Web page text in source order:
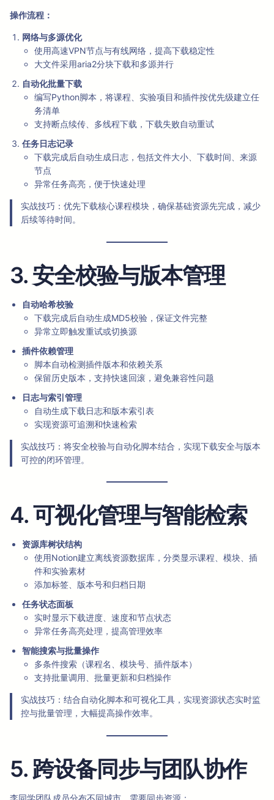
操作流程：
网络与多源优化
使用高速VPN节点与有线网络，提高下载稳定性
大文件采用aria2分块下载和多源并行
自动化批量下载
编写Python脚本，将课程、实验项目和插件按优先级建立任
务清单
支持断点续传、多线程下载，下载失败自动重试
任务日志记录
下载完成后自动生成日志，包括文件大小、下载时间、来源
节点
异常任务高亮，便于快速处理
实战技巧：优先下载核心课程模块，确保基础资源先完成，减少
后续等待时间。
3. 安全校验与版本管理
自动哈希校验
下载完成后自动生成MD5校验，保证文件完整
异常立即触发重试或切换源
插件依赖管理
脚本自动检测插件版本和依赖关系
保留历史版本，支持快速回滚，避免兼容性问题
日志与索引管理
自动生成下载日志和版本索引表
实现资源可追溯和快速检索
实战技巧：将安全校验与自动化脚本结合，实现下载安全与版本
可控的闭环管理。
4. 可视化管理与智能检索
资源库树状结构
使用Notion建立离线资源数据库，分类显示课程、模块、插
件和实验素材
添加标签、版本号和归档日期
任务状态面板
实时显示下载进度、速度和节点状态
异常任务高亮处理，提高管理效率
智能搜索与批量操作
多条件搜索（课程名、模块号、插件版本）
支持批量调用、批量更新和归档操作
实战技巧：结合自动化脚本和可视化工具，实现资源状态实时监
控与批量管理，大幅提高操作效率。
5. 跨设备同步与团队协作
李同学团队成员分布不同城市，需要同步资源：